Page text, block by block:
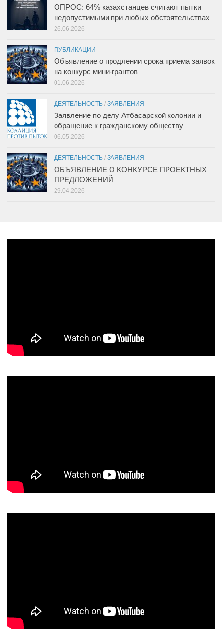
ОПРОС: 64% казахстанцев считают пытки
недопустимыми при любых обстоятельствах
26.06.2026
ПУБЛИКАЦИИ
Объявление о продлении срока приема заявок
на конкурс мини-грантов
01.06.2026
ДЕЯТЕЛЬНОСТЬ / ЗАЯВЛЕНИЯ
Заявление по делу Атбасарской колонии и
обращение к гражданскому обществу
06.05.2026
ДЕЯТЕЛЬНОСТЬ / ЗАЯВЛЕНИЯ
ОБЪЯВЛЕНИЕ О КОНКУРСЕ ПРОЕКТНЫХ
ПРЕДЛОЖЕНИЙ
29.04.2026